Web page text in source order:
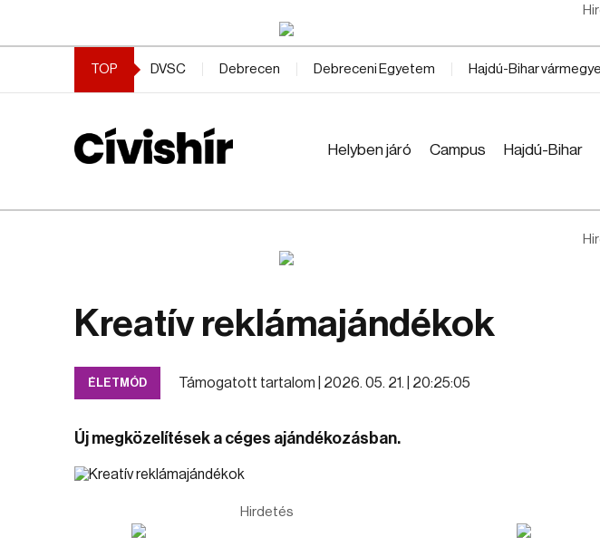
TOP DVSC Debrecen Debreceni Egyetem Hajdú-Bihar vármegye
Helyben járó Campus Hajdú-Bihar
Kreatív reklámajándékok
ÉLETMÓD Támogatott tartalom | 2026. 05. 21. | 20:25:05
Új megközelítések a céges ajándékozásban.
Hirdetés